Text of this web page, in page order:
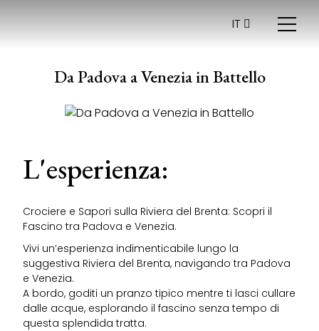
IT
Da Padova a Venezia in Battello
L'esperienza:
Crociere e Sapori sulla Riviera del Brenta: Scopri il
Fascino tra Padova e Venezia.
Vivi un’esperienza indimenticabile lungo la
suggestiva Riviera del Brenta, navigando tra Padova
e Venezia.
A bordo, goditi un pranzo tipico mentre ti lasci cullare
dalle acque, esplorando il fascino senza tempo di
questa splendida tratta.